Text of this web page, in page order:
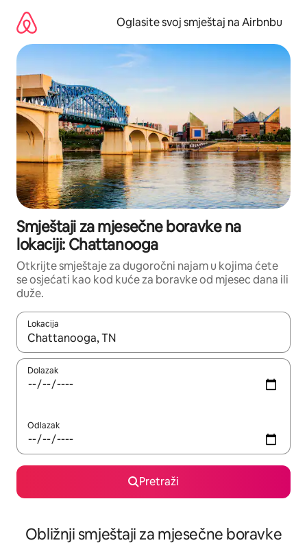
sadržaj
Oglasite svoj smještaj na Airbnbu
Smještaji za mjesečne boravke na
lokaciji: Chattanooga
Otkrijte smještaje za dugoročni najam u kojima ćete
se osjećati kao kod kuće za boravke od mjesec dana ili
duže.
Lokacija
Kad rezultati budu dostupni, krećite se gore i dolje pomoću
Dolazak
Odlazak
Pretraži
Obližnji smještaji za mjesečne boravke